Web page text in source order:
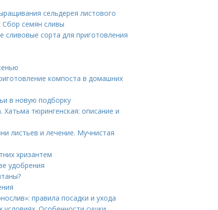
сельдерея листового
Сбор семян сливы
сливовые сорта для приготовления
компоста в домашних
в новую подборку
Хатьма тюрингенская: описание и
листьев и лечение. Мучнистая
хризантем
удобрения
правила посадки и ухода